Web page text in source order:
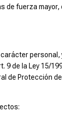
de fuerza
personal,
de la Ley 15/
de Protección